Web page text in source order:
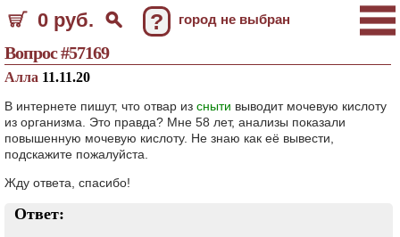
0 руб. ? город не выбран
Вопрос #57169
Алла 11.11.20
В интернете пишут, что отвар из сныти выводит мочевую кислоту
из организма. Это правда? Мне 58 лет, анализы показали
повышенную мочевую кислоту. Не знаю как её вывести,
подскажите пожалуйста.
Жду ответа, спасибо!
Ответ: